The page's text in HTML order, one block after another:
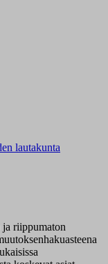
lautakunta
ja riippumaton